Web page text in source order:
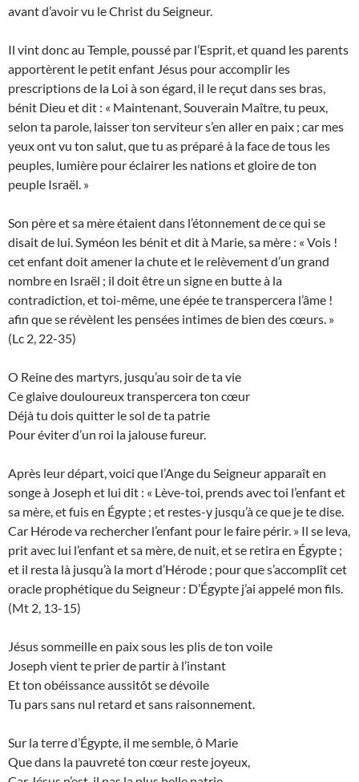
avant d’avoir vu le Christ du Seigneur.
Il vint donc au Temple, poussé par l’Esprit, et quand les parents
apportèrent le petit enfant Jésus pour accomplir les
prescriptions de la Loi à son égard, il le reçut dans ses bras,
bénit Dieu et dit : « Maintenant, Souverain Maître, tu peux,
selon ta parole, laisser ton serviteur s’en aller en paix ; car mes
yeux ont vu ton salut, que tu as préparé à la face de tous les
peuples, lumière pour éclairer les nations et gloire de ton
peuple Israël. »
Son père et sa mère étaient dans l’étonnement de ce qui se
disait de lui. Syméon les bénit et dit à Marie, sa mère : « Vois !
cet enfant doit amener la chute et le relèvement d’un grand
nombre en Israël ; il doit être un signe en butte à la
contradiction, et toi-même, une épée te transpercera l’âme !
afin que se révèlent les pensées intimes de bien des cœurs. »
(Lc 2, 22-35)
O Reine des martyrs, jusqu’au soir de ta vie
Ce glaive douloureux transpercera ton cœur
Déjà tu dois quitter le sol de ta patrie
Pour éviter d’un roi la jalouse fureur.
Après leur départ, voici que l’Ange du Seigneur apparaît en
songe à Joseph et lui dit : « Lève-toi, prends avec toi l’enfant et
sa mère, et fuis en Égypte ; et restes-y jusqu’à ce que je te dise.
Car Hérode va rechercher l’enfant pour le faire périr. » Il se leva,
prit avec lui l’enfant et sa mère, de nuit, et se retira en Égypte ;
et il resta là jusqu’à la mort d’Hérode ; pour que s’accomplît cet
oracle prophétique du Seigneur : D’Égypte j’ai appelé mon fils.
(Mt 2, 13-15)
Jésus sommeille en paix sous les plis de ton voile
Joseph vient te prier de partir à l’instant
Et ton obéissance aussitôt se dévoile
Tu pars sans nul retard et sans raisonnement.
Sur la terre d’Égypte, il me semble, ô Marie
Que dans la pauvreté ton cœur reste joyeux,